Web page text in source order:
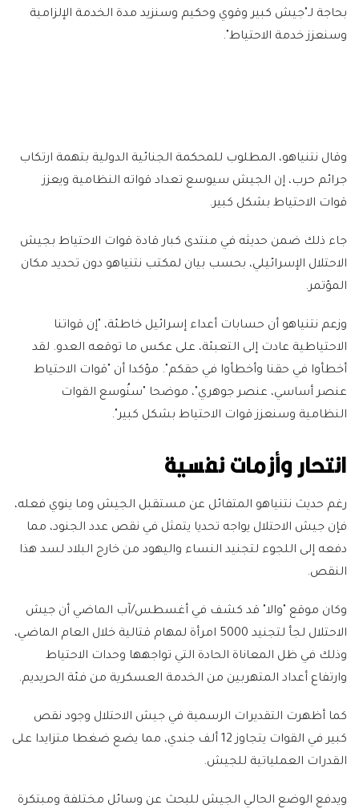
بحاجة لـ"جيش كبير وقوي وحكيم وسنزيد مدة الخدمة الإلزامية
وسنعزز خدمة الاحتياط".
وقال نتنياهو، المطلوب للمحكمة الجنائية الدولية بتهمة ارتكاب
جرائم حرب، إن الجيش سيوسع تعداد قواته النظامية ويعزز
قوات الاحتياط بشكل كبير.
جاء ذلك ضمن حديثه في منتدى كبار قادة قوات الاحتياط بجيش
الاحتلال الإسرائيلي، بحسب بيان لمكتب نتنياهو دون تحديد مكان
المؤتمر.
وزعم نتنياهو أن حسابات أعداء إسرائيل خاطئة، "إن قواتنا
الاحتياطية عادت إلى التعبئة، على عكس ما توقعه العدو. لقد
أخطأوا في حقنا وأخطأوا في حقكم". مؤكدا أن "قوات الاحتياط
عنصر أساسي، عنصر جوهري"، موضحا "سنُوسع القوات
النظامية وسنعزز قوات الاحتياط بشكل كبير".
انتحار وأزمات نفسية
رغم حديث نتنياهو المتفائل عن مستقبل الجيش وما ينوي فعله،
فإن جيش الاحتلال يواجه تحديا يتمثل في نقص عدد الجنود، مما
دفعه إلى اللجوء لتجنيد النساء واليهود من خارج البلاد لسد هذا
النقص.
وكان موقع "والا" قد كشف في أغسطس/آب الماضي أن جيش
الاحتلال لجأ لتجنيد 5000 امرأة لمهام قتالية خلال العام الماضي،
وذلك في ظل المعاناة الحادة التي تواجهها وحدات الاحتياط
وارتفاع أعداد المتهربين من الخدمة العسكرية من فئة الحريديم.
كما أظهرت التقديرات الرسمية في جيش الاحتلال وجود نقص
كبير في القوات يتجاوز 12 ألف جندي، مما يضع ضغطا متزايدا على
القدرات العملياتية للجيش.
ويدفع الوضع الحالي الجيش للبحث عن وسائل مختلفة ومبتكرة